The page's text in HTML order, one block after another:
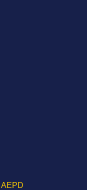
AEPD